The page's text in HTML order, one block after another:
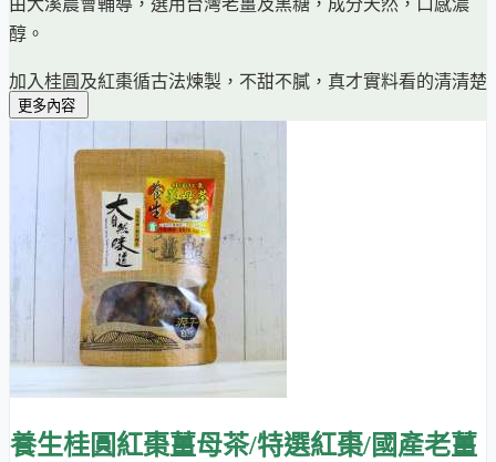
醇。
加入桂圓及紅棗循古法煉製，不甜不膩，真才實料看的清清楚
楚。
冬天熱熱喝，驅寒保暖，給女人保持好氣色！😊
更多內容
養生桂圓紅棗薑母茶/特選紅棗/國產老薑